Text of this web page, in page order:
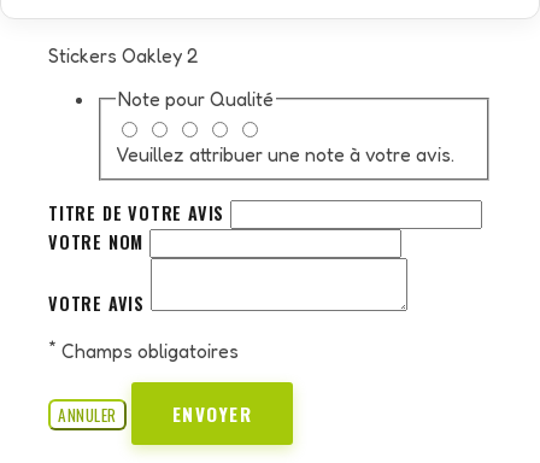
Stickers Oakley 2
Note pour Qualité
Veuillez attribuer une note à votre avis.
TITRE DE VOTRE AVIS
VOTRE NOM
VOTRE AVIS
* Champs obligatoires
ANNULER ENVOYER